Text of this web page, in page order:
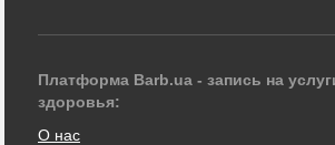
Платформа Barb.ua - запись на
здоровья:
О нас